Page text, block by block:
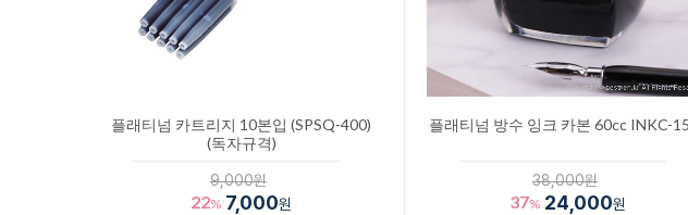
플래티넘 카트리지 10본입 (SPSQ-400)
(독자규격)
9,000원
22% 7,000원
플래티넘 방수 잉크 카본 60cc INKC-
38,000원
37% 24,000원